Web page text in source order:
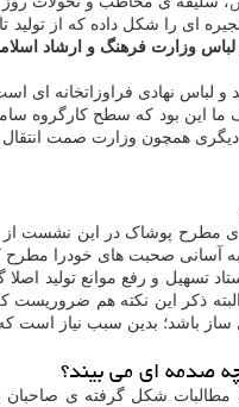
ای را شکل داده که از
وزارت فرهنگ و ارشاد
و لباس نهادی فراوزاتخانه
این بود که سطح کارگروه
دیگری همچون وزارت صمت
مطرح پوشاک در این نشست
به آسانی صحبت های خودرا
تسهیل و رفع موانع تولید
البته ذکر این نکته هم
باشد؛ بدین سبب نیاز است که
صدمه ای می بیند؟
مطالبات شکل گرفته ی